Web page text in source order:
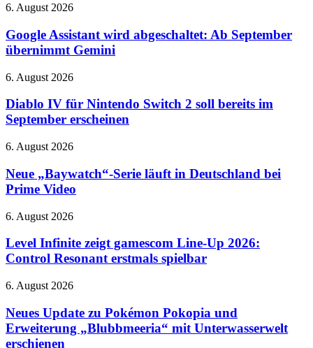
Lern-
Google
wird
abgeschaltet:
Ab
übernimmt
6. August 2026
Google Assistant wird abgeschaltet: Ab September
übernimmt Gemini
Diablo
für
Nintendo
Switch
soll
im
September
6. August 2026
Diablo IV für Nintendo Switch 2 soll bereits im
September erscheinen
Neue
Serie
läuft
in
bei
Video
6. August 2026
Neue „Baywatch“-Serie läuft in Deutschland bei
Prime Video
Level
zeigt
gamescom
Line-
2026:
Resonant
erstmals
spielbar
6. August 2026
Level Infinite zeigt gamescom Line-Up 2026:
Control Resonant erstmals spielbar
Neues
zu
Pokémon
Pokopia
6. August 2026
Neues Update zu Pokémon Pokopia und
Erweiterung „Blubbmeeria“ mit Unterwasserwelt
erschienen